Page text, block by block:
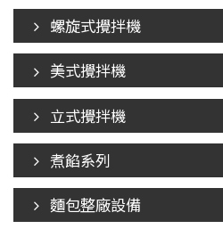
螺旋式攪拌機
美式攪拌機
立式攪拌機
煮餡系列
麵包整廠設備